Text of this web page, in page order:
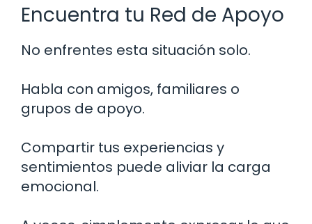
Encuentra tu Red de Apoyo
No enfrentes esta situación solo.
Habla con amigos, familiares o
grupos de apoyo.
Compartir tus experiencias y
sentimientos puede aliviar la carga
emocional.